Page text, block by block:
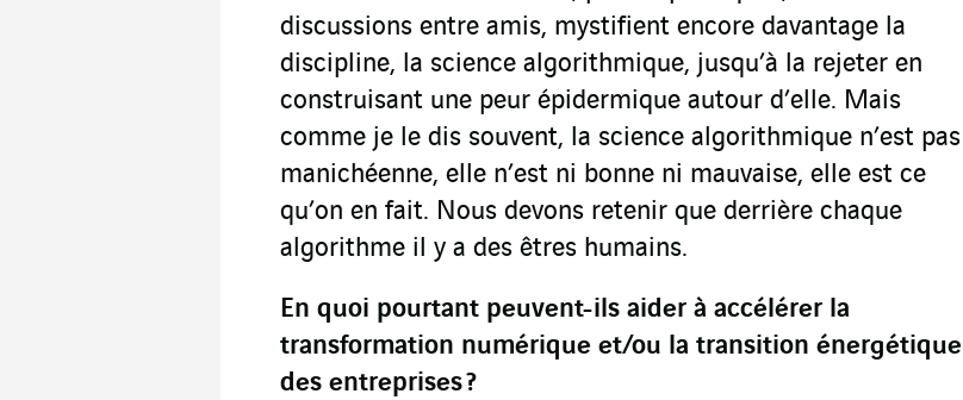
discussions entre amis, mystifient encore davantage la
discipline, la science algorithmique, jusqu’à la rejeter en
construisant une peur épidermique autour d’elle. Mais
comme je le dis souvent, la science algorithmique n’est pas
manichéenne, elle n’est ni bonne ni mauvaise, elle est ce
qu’on en fait. Nous devons retenir que derrière chaque
algorithme il y a des êtres humains.
En quoi pourtant peuvent-ils aider à accélérer la
transformation numérique et/ou la transition énergétique
des entreprises?